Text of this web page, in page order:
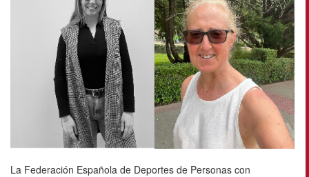
La Federación Española de Deportes de Personas con